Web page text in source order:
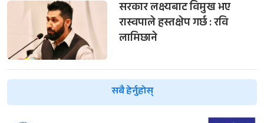
सरकार लक्ष्यबाट विमुख भए
रास्वपाले हस्तक्षेप गर्छ : रवि
लामिछाने
सबै हेर्नुहोस्